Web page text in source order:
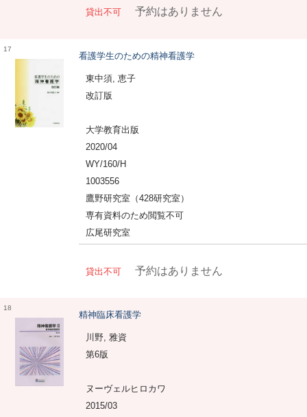
貸出不可 予約はありません
17
看護学生のための精神看護学
東中須, 恵子
改訂版
大学教育出版
2020/04
WY/160/H
1003556
鷹野研究室（428研究室）
専有資料のため閲覧不可
広尾研究室
貸出不可 予約はありません
18
精神臨床看護学
川野, 雅資
第6版
ヌーヴェルヒロカワ
2015/03